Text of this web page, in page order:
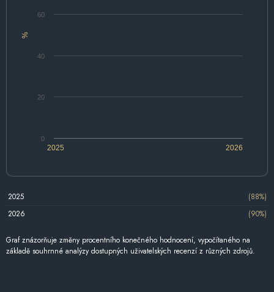
%
2025 2026
0
20
40
60
2025
(88%)
2026
(90%)
Graf znázorňuje změny procentního konečného hodnocení, vypočítaného na
základě souhrnné analýzy dostupných uživatelských recenzí z různých zdrojů.